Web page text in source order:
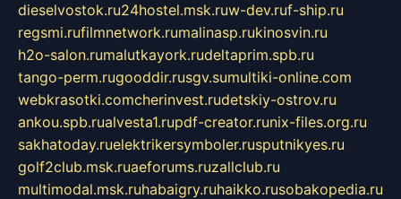
dieselvostok.ru24hostel.msk.ruw-dev.ruf-ship.ru
regsmi.rufilmnetwork.rumalinasp.rukinosvin.ru
h2o-salon.rumalutkayork.rudeltaprim.spb.ru
tango-perm.rugooddir.rusgv.sumultiki-online.com
webkrasotki.comcherinvest.rudetskiy-ostrov.ru
ankou.spb.rualvesta1.rupdf-creator.runix-files.org.ru
sakhatoday.ruelektrikersymboler.rusputnikyes.ru
golf2club.msk.ruaeforums.ruzallclub.ru
multimodal.msk.ruhabaigry.ruhaikko.rusobakopedia.ru